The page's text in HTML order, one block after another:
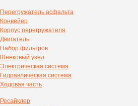
Перегружатель асфальта
Конвейер
Корпус перегружателя
Двигатель
Набор фильтров
Шнековый узел
Электрическая система
Гидравлическая система
Ходовая часть
Ресайклер